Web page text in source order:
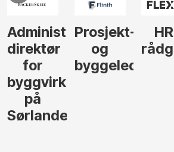
Administrerende
direktør
for
byggvirksomhet
på
Sørlandet
Prosjekt-
og
byggeleder